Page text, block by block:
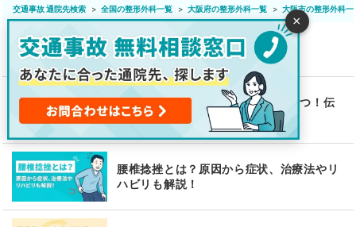
交通事故 通院先検索 全国の整形外科一覧 大阪府の整形外科一覧 大阪市の整形外科一
よくわかる交通事故病院ガイド
むちうちの症状の伝え方ポイント4つ！伝
え方が重要な理由も解説
腰椎捻挫とは？原因から症状、治療法やリ
ハビリも解説！
×